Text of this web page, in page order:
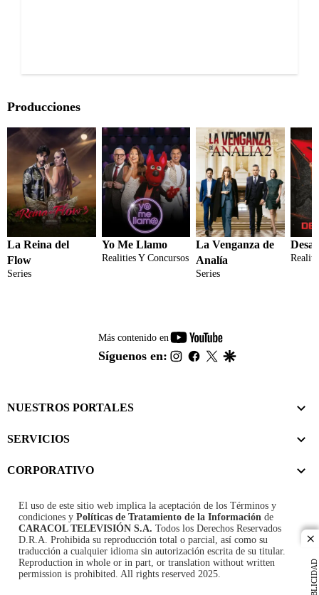
PUBLICIDAD
Producciones
La Reina del
Flow
Series
Yo Me Llamo
Realities Y Concursos
La Venganza de
Analía
Series
Más contenido en
youtube-
footer
Síguenos en: instagram
facebook
twitter
NUESTROS PORTALES
SERVICIOS
CORPORATIVO
El uso de este sitio web implica la aceptación de los Términos y
condiciones y Políticas de Tratamiento de la Información de
CARACOL TELEVISIÓN S.A. Todos los Derechos Reservados
D.R.A. Prohibida su reproducción total o parcial, así como su
traducción a cualquier idioma sin autorización escrita de su titular.
Reproduction in whole or in part, or translation without written
permission is prohibited. All rights reserved 2025.